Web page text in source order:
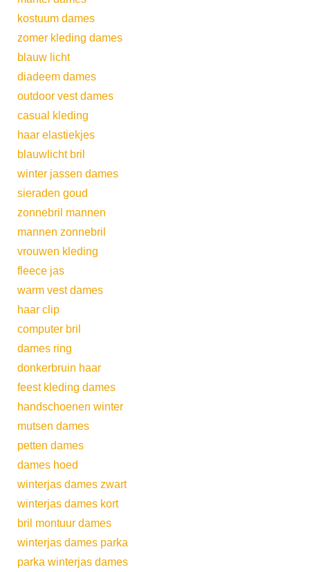
kostuum dames
zomer kleding dames
blauw licht
diadeem dames
outdoor vest dames
casual kleding
haar elastiekjes
blauwlicht bril
winter jassen dames
sieraden goud
zonnebril mannen
mannen zonnebril
vrouwen kleding
fleece jas
warm vest dames
haar clip
computer bril
dames ring
donkerbruin haar
feest kleding dames
handschoenen winter
mutsen dames
petten dames
dames hoed
winterjas dames zwart
winterjas dames kort
bril montuur dames
winterjas dames parka
parka winterjas dames